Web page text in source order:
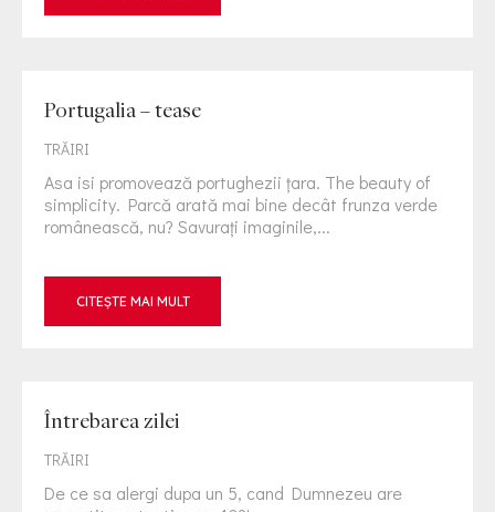
Portugalia – tease
TRĂIRI
Asa isi promovează portughezii ţara. The beauty of
simplicity. Parcă arată mai bine decât frunza verde
românească, nu? Savuraţi imaginile,...
CITEȘTE MAI MULT
Întrebarea zilei
TRĂIRI
De ce sa alergi dupa un 5, cand Dumnezeu are